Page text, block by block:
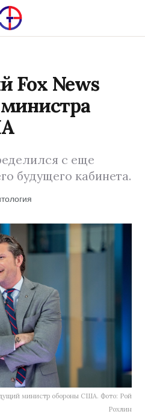
Fox News
с еще
будущего кабинета.
министр обороны США. Фото: Рой
Рохлин